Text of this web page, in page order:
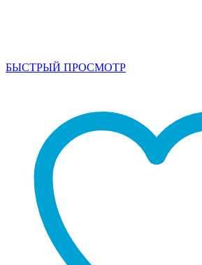
БЫСТРЫЙ ПРОСМОТР